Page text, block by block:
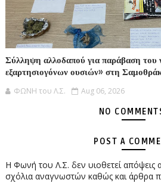
Σύλληψη αλλοδαπού για παράβαση του
εξαρτησιογόνων ουσιών» στη
ΦΩΝΗ του Λ.Σ. Aug 06, 2026
NO
POST A
Η Φωνή του Λ.Σ. δεν υιοθετεί απόψεις
σχόλια αναγνωστών καθώς και άρθρα